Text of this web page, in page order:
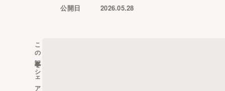
公開日 2026.05.28
この記事をシェア